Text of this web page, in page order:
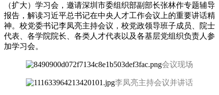
（扩大）学习会，邀请深圳市委组织部副部长张林作专题辅导
报告，解读习近平总书记在中央人才工作会议上的重要讲话精
神。校党委书记李凤亮主持会议，校党政领导班子成员、院士
代表、各学院院长、各类人才代表以及各基层党组织负责人参
加学习会。
会议现场
李凤亮主持会议并讲话